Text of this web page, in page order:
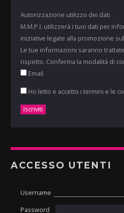
Autorizzazione utilizzo dei dati
M.M.P.I. utilizzerà i tuoi dati per
iniziative legate alla promozione
Le tue informazioni saranno
rispetto. Conferma la modalità di
Email
Ho letto e accetto i termini e le
ACCESSO UTENTI
Username
Password